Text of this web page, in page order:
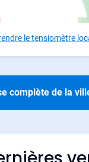
le tensiomètre
complète de la